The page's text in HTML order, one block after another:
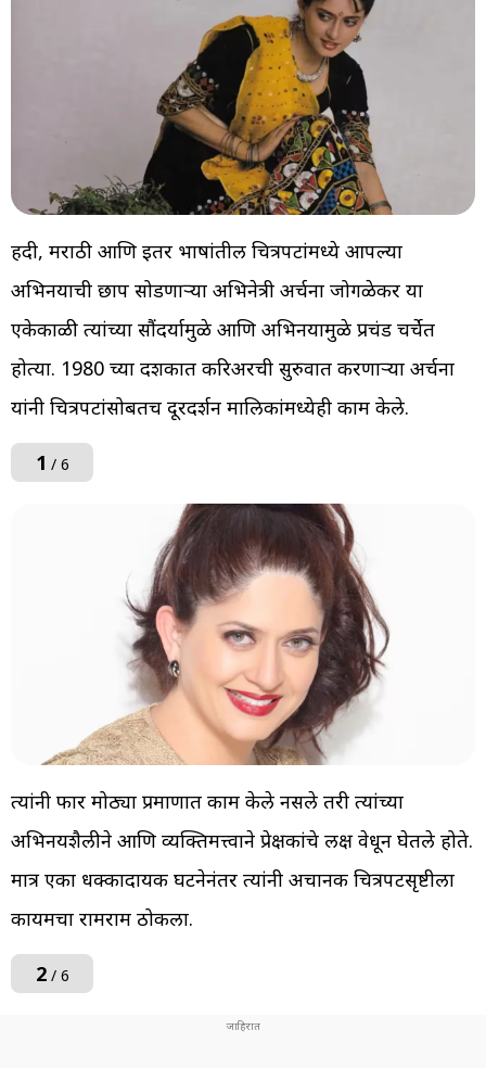
हिंदी, मराठी आणि इतर भाषांतील चित्रपटांमध्ये आपल्या
अभिनयाची छाप सोडणाऱ्या अभिनेत्री अर्चना जोगळेकर या
एकेकाळी त्यांच्या सौंदर्यामुळे आणि अभिनयामुळे प्रचंड चर्चेत
होत्या. 1980 च्या दशकात करिअरची सुरुवात करणाऱ्या अर्चना
यांनी चित्रपटांसोबतच दूरदर्शन मालिकांमध्येही काम केले.
1 / 6
त्यांनी फार मोठ्या प्रमाणात काम केले नसले तरी त्यांच्या
अभिनयशैलीने आणि व्यक्तिमत्त्वाने प्रेक्षकांचे लक्ष वेधून घेतले होते.
मात्र एका धक्कादायक घटनेनंतर त्यांनी अचानक चित्रपटसृष्टीला
कायमचा रामराम ठोकला.
2/ 6